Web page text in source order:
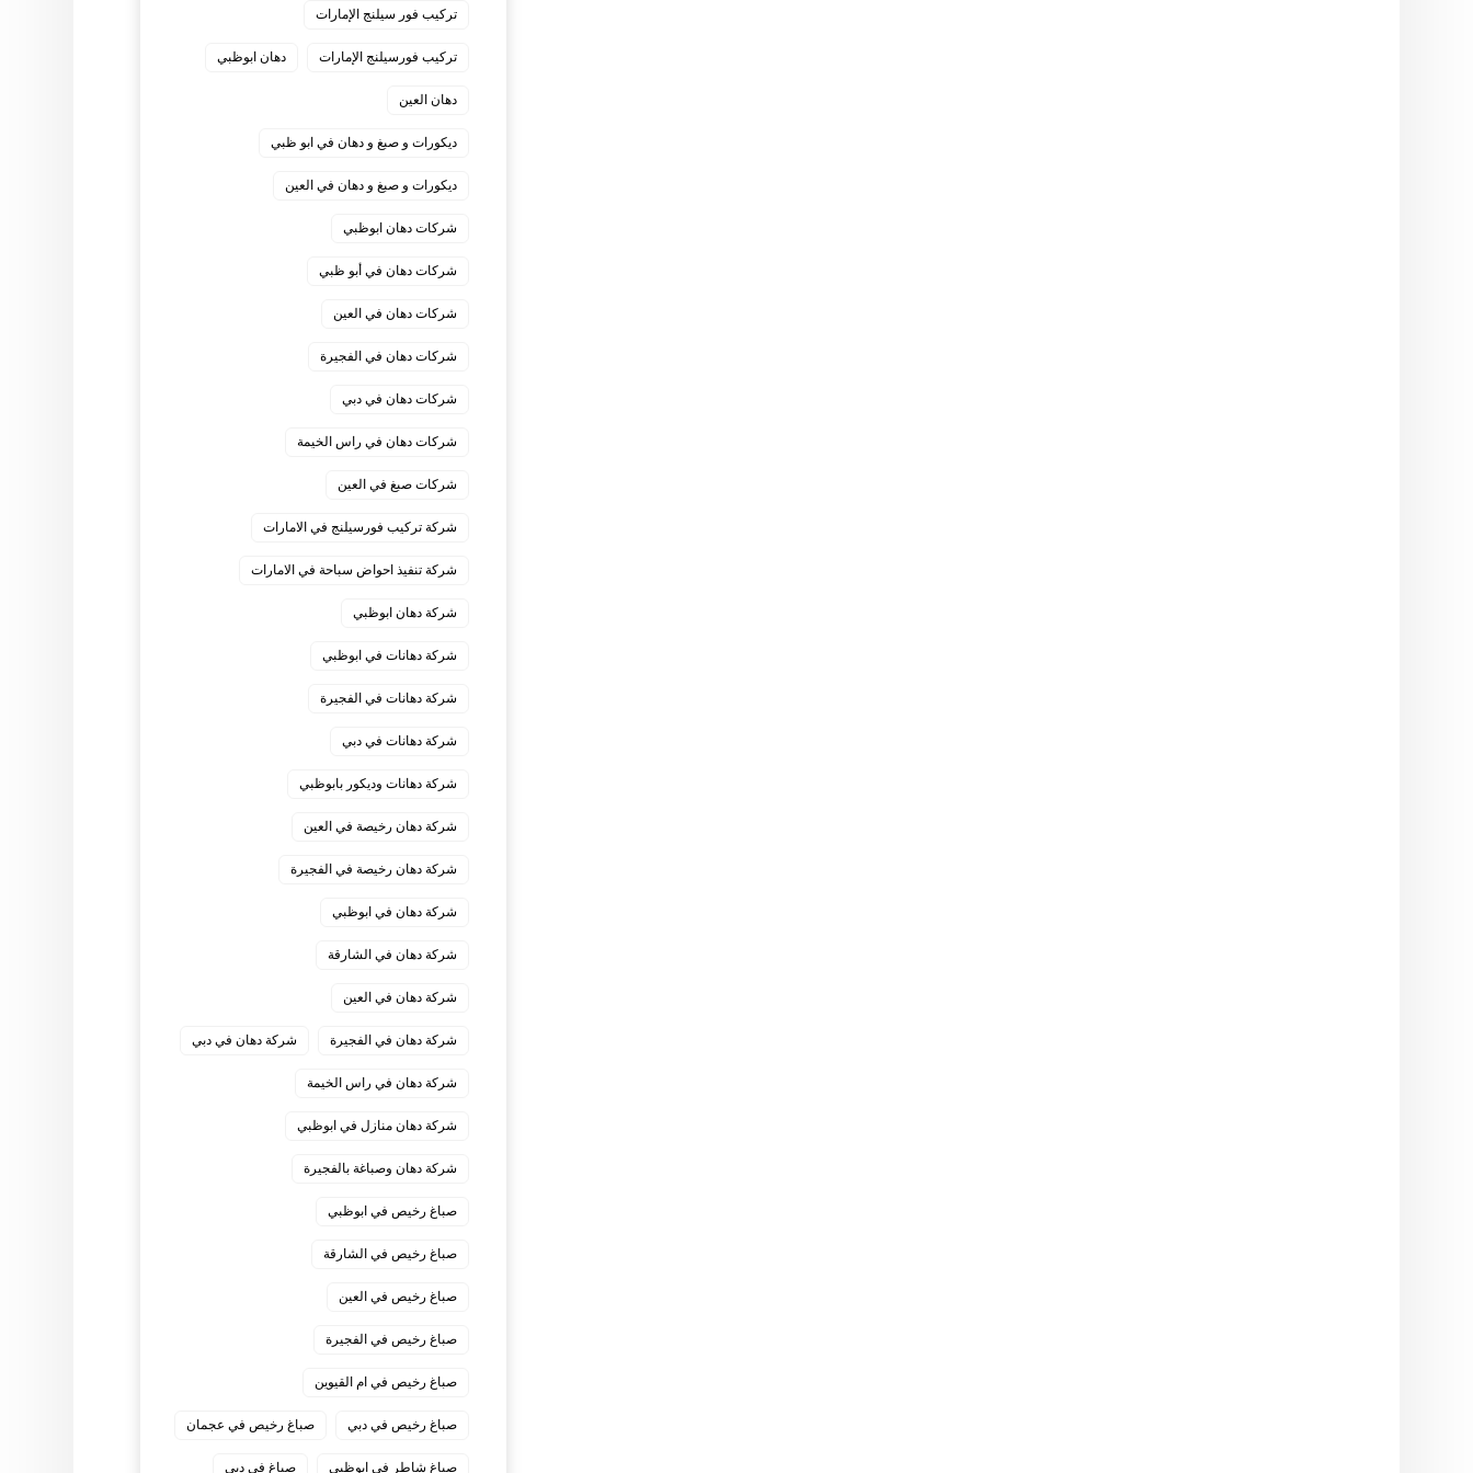
تركيب فور سيلنج الإمارات
تركيب فورسيلنج الإمارات دهان ابوظبي
دهان العين
ديكورات و صبغ و دهان في ابو ظبي
ديكورات و صبغ و دهان في العين
شركات دهان ابوظبي
شركات دهان في أبو ظبي
شركات دهان في العين
شركات دهان في الفجيرة
شركات دهان في دبي
شركات دهان في راس الخيمة
شركات صبغ في العين
شركة تركيب فورسيلنج في الامارات
شركة تنفيذ احواض سباحة في الامارات
شركة دهان ابوظبي
شركة دهانات في ابوظبي
شركة دهانات في الفجيرة
شركة دهانات في دبي
شركة دهانات وديكور بابوظبي
شركة دهان رخيصة في العين
شركة دهان رخيصة في الفجيرة
شركة دهان في ابوظبي
شركة دهان في الشارقة
شركة دهان في العين
شركة دهان في الفجيرة شركة دهان في دبي
شركة دهان في راس الخيمة
شركة دهان منازل في ابوظبي
شركة دهان وصباغة بالفجيرة
صباغ رخيص في ابوظبي
صباغ رخيص في الشارقة
صباغ رخيص في العين
صباغ رخيص في الفجيرة
صباغ رخيص في ام القيوين
صباغ رخيص في دبي صباغ رخيص في عجمان
صباغ شاطر في ابوظبي صباغ في دبي